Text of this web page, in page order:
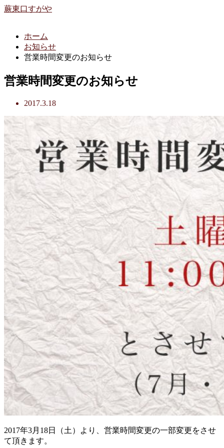
蕨東口すがや
ホーム
お知らせ
営業時間変更のお知らせ
営業時間変更のお知らせ
2017.3.18
2017年3月18日（土）より、営業時間変更の一部変更をさせ
て頂きます。